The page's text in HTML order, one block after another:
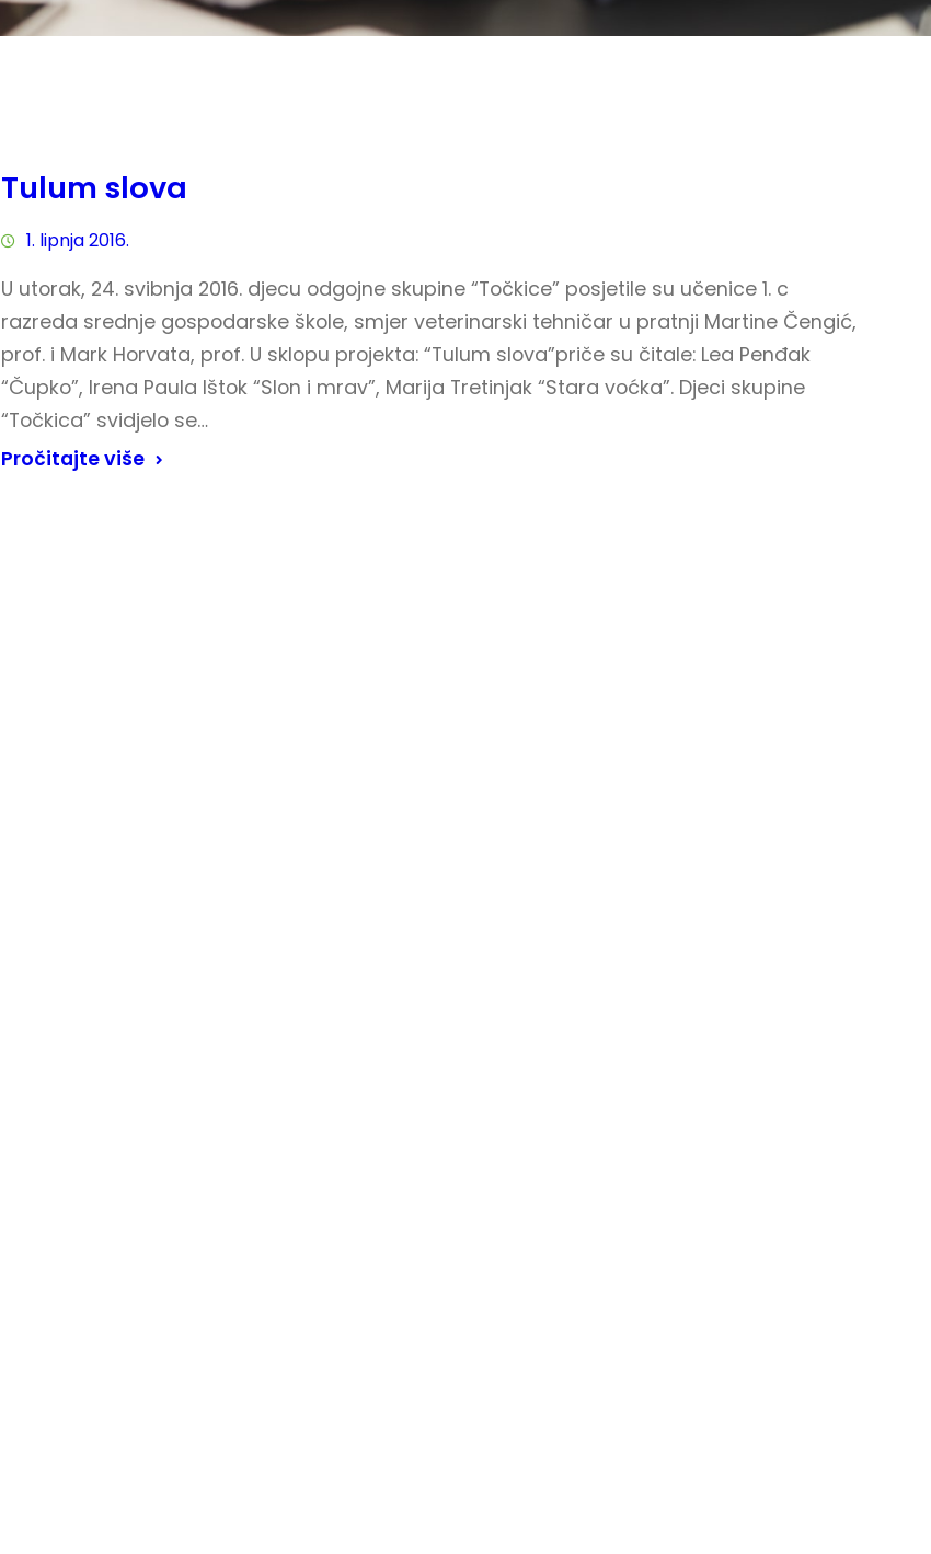
Tulum slova
1. lipnja 2016.
U utorak, 24. svibnja 2016. djecu odgojne skupine “Točkice” posjetile su učenice 1. c
razreda srednje gospodarske škole, smjer veterinarski tehničar u pratnji Martine Čengić,
prof. i Mark Horvata, prof. U sklopu projekta: “Tulum slova”priče su čitale: Lea Penđak
“Čupko”, Irena Paula Ištok “Slon i mrav”, Marija Tretinjak “Stara voćka”. Djeci skupine
“Točkica” svidjelo se…
Pročitajte više